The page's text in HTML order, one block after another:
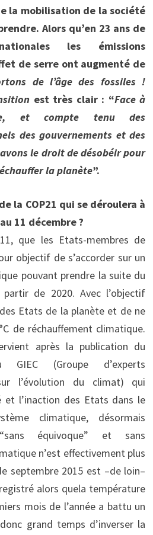
la mobilisation de la société
Alors qu’en 23 ans de
les émissions
de serre ont augmenté de
de l’âge des fossiles !
est très clair : “Face à
et compte tenu des
des gouvernements et des
le droit de désobéir pour
la planète”.
la COP21 qui se déroulera à
11 décembre ?
que les Etats-membres de
objectif de s’accorder sur un
pouvant prendre la suite du
de 2020. Avec l’objectif
Etats de la planète et de ne
de réchauffement climatique.
après la publication du
(Groupe d’experts
l’évolution du climat) qui
et l’inaction des Etats dans le
climatique, désormais
équivoque” et sans
n’est effectivement plus
septembre 2015 est –de loin–
alors quela température
mois de l’année a battu un
grand temps d’inverser la